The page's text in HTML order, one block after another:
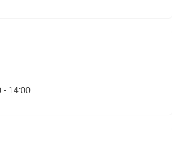
- 14:00